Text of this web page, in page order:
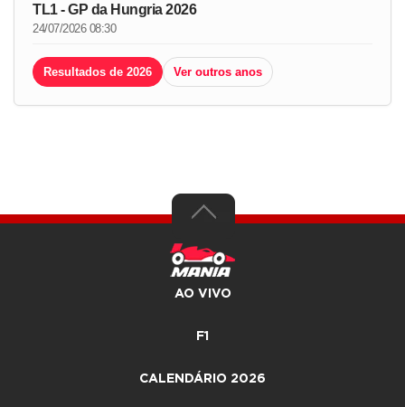
TL1 - GP da Hungria 2026
24/07/2026 08:30
Resultados de 2026 Ver outros anos
AO VIVO
F1
CALENDÁRIO 2026